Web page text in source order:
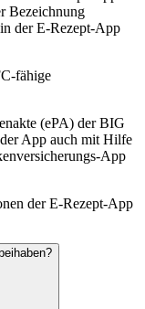
Bezeichnung
der E-Rezept-App
fähige
(ePA) der BIG
App auch mit Hilfe
App
der E-Rezept-App